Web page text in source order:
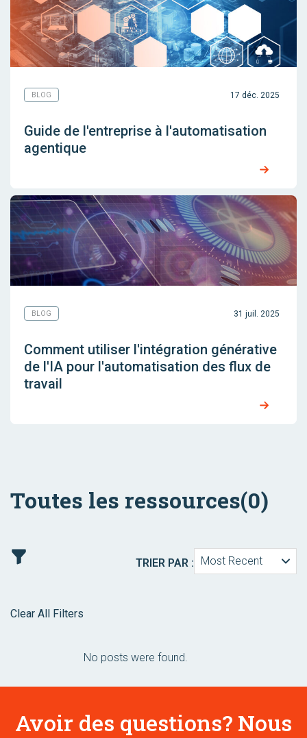
BLOG 17 déc. 2025
Guide de l'entreprise à l'automatisation
agentique
BLOG 31 juil. 2025
Comment utiliser l'intégration générative
de l'IA pour l'automatisation des flux de
travail
Toutes les ressources(0)
TRIER PAR : Most Recent
Clear All Filters
No posts were found.
Avoir des questions? Nous